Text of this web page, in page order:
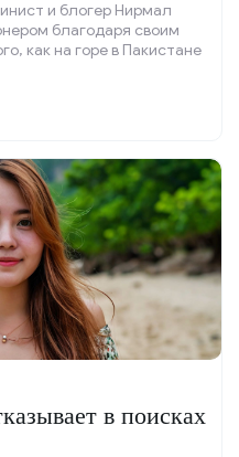
и блогер Нирмал
благодаря своим
как на горе в Пакистане
в поисках